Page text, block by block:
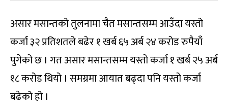
असार मसान्तको तुलनामा चैत मसान्तसम्म आउँदा यस्तो
कर्जा ३२ प्रतिशतले बढेर १ खर्ब ६५ अर्ब २४ करोड रुपैयाँ
पुगेको छ । गत असार मसान्तसम्म यस्तो कर्जा १ खर्ब २५ अर्ब
१८ करोड थियो । समग्रमा आयात बढ्दा पनि यस्तो कर्जा
बढेको हो ।